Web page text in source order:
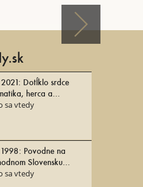
Dotĺklo srdce
herca a
Milana Lasicu
sa vtedy
Povodne na
Slovensku
o život 50 ľudí
sa vtedy